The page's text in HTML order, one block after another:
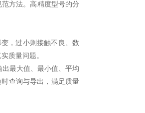
方法。高精度型号的分
，过小则接触不良、数
质量问题。
最大值、最小值、平均
查询与导出，满足质量